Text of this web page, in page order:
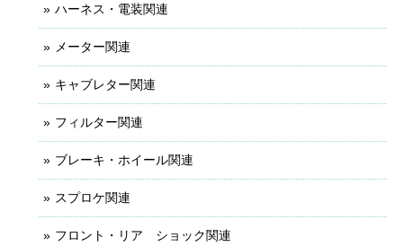
ハーネス・電装関連
メーター関連
キャブレター関連
フィルター関連
ブレーキ・ホイール関連
スプロケ関連
フロント・リア ショック関連